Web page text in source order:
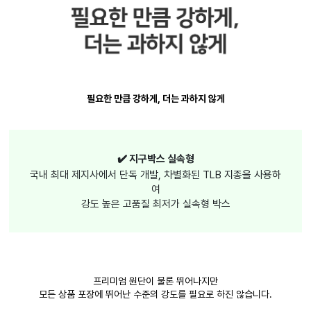
필요한 만큼 강하게, 더는 과하지 않게
✔️ 지구박스 실속형
국내 최대 제지사에서 단독 개발, 차별화된 TLB 지종을 사용하
여
강도 높은 고품질 최저가 실속형 박스
프리미엄 원단이 물론 뛰어나지만
모든 상품 포장에 뛰어난 수준의 강도를 필요로 하진 않습니다.